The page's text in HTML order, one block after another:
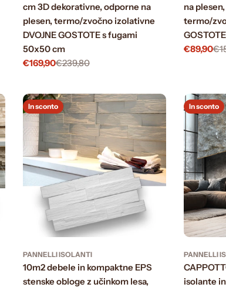
cm 3D dekorativne, odporne na
plesen, termo/zvočno izolativne
DVOJNE GOSTOTE s fugami
50x50 cm
Prezzo
€169,90
Prezzo €239,80
na
termo/
Prezzo
€89,90
Prezzo
In sconto
PANNELLI ISOLANTI
10m2 debele in kompaktne EPS
stenske obloge z učinkom lesa,
In sconto
PANNELLI
isolante